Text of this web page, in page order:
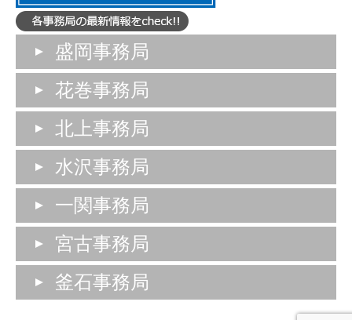
盛岡事務局
花巻事務局
北上事務局
水沢事務局
一関事務局
宮古事務局
釜石事務局